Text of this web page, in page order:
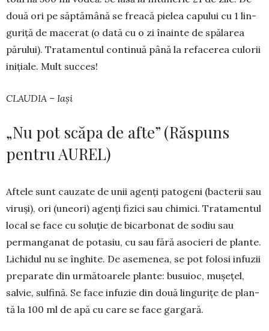
două ori pe săptămână se freacă pielea capului cu 1 lin­
guriță de macerat (o dată cu o zi înainte de spă­la­rea
părului). Trata­mentul continuă până la refa­cerea culorii
inițiale. Mult succes!
CLAUDIA – Iași
„Nu pot scăpa de afte” (Răspuns
pentru AUREL)
Aftele sunt cauzate de unii agenți patogeni (bac­terii sau
vi­ruși), ori (une­­ori) agenți fizici sau chimici. Trata­mentul
local se face cu soluție de bi­carbonat de sodiu sau
perman­ganat de potasiu, cu sau fără asocieri de plan­te.
Li­chi­dul nu se în­ghite. De ase­­menea, se pot folosi infuzii
pre­pa­rate din următoarele plante: busuioc, mu­șețel,
salvie, sulfină. Se face infu­zie din două lin­gurițe de plan­
tă la 100 ml de apă cu care se face gar­gară.